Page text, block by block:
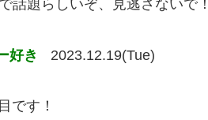
話題らしいぞ、見逃さないで
好き 2023.12.19(Tue)
です！